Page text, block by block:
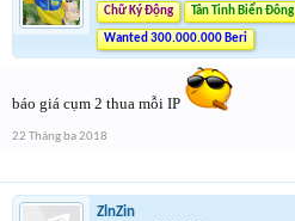
Chữ Ký Động
Tân Tinh Biển Đông
Wanted 300.000.000 Beri
báo giá cụm 2 thua mỗi IP
22 Tháng ba 2018
ZlnZin